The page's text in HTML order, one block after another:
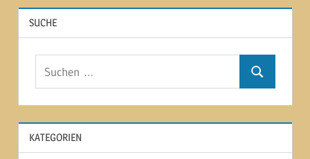
SUCHE
Suchen
KATEGORIEN